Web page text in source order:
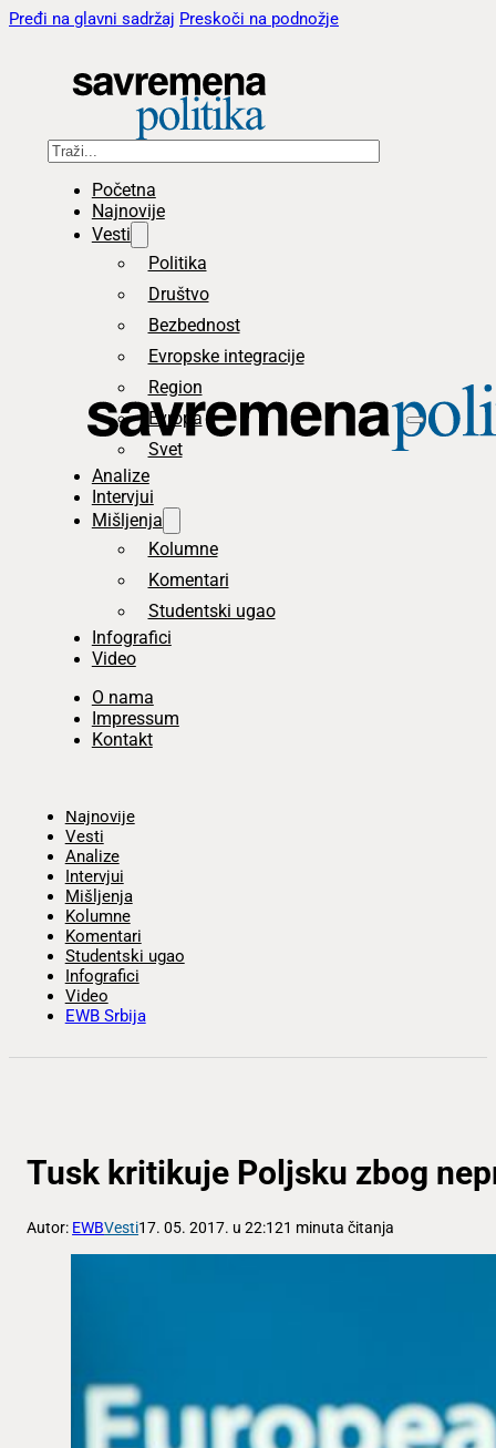
Pređi na glavni sadržaj Preskoči na podnožje
Pretraga
Početna
Najnovije
Vesti
Politika
Društvo
Bezbednost
Evropske integracije
Region
Evropa
Svet
Analize
Intervjui
Mišljenja
Kolumne
Komentari
Studentski ugao
Infografici
Video
O nama
Impressum
Kontakt
Najnovije
Vesti
Analize
Intervjui
Mišljenja
Kolumne
Komentari
Studentski ugao
Infografici
Video
EWB Srbija
Tusk kritikuje Poljsku zbog
Autor: EWBVesti17. 05. 2017. u 22:121 minuta čitanja